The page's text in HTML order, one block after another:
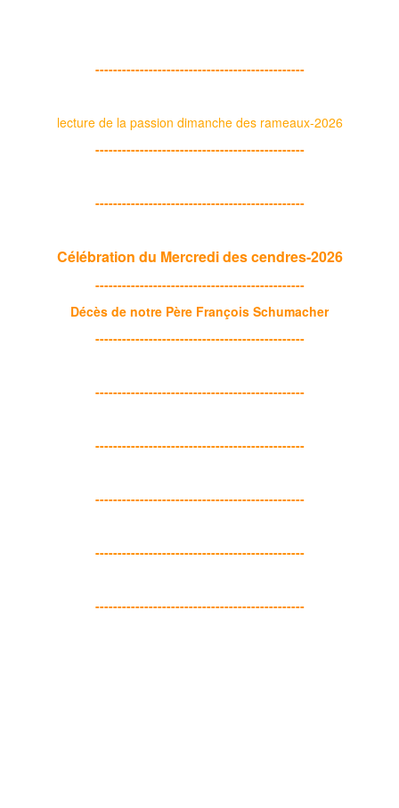
-----------------------------------------------
lecture de la passion dimanche des rameaux-2026
-----------------------------------------------
-----------------------------------------------
Célébration du Mercredi des cendres-2026
-----------------------------------------------
Décès de notre Père François Schumacher
-----------------------------------------------
-----------------------------------------------
-----------------------------------------------
-----------------------------------------------
-----------------------------------------------
-----------------------------------------------